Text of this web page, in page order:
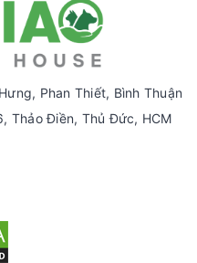
Phan Thiết, Bình Thuận
Thảo Điền, Thủ Đức, HCM